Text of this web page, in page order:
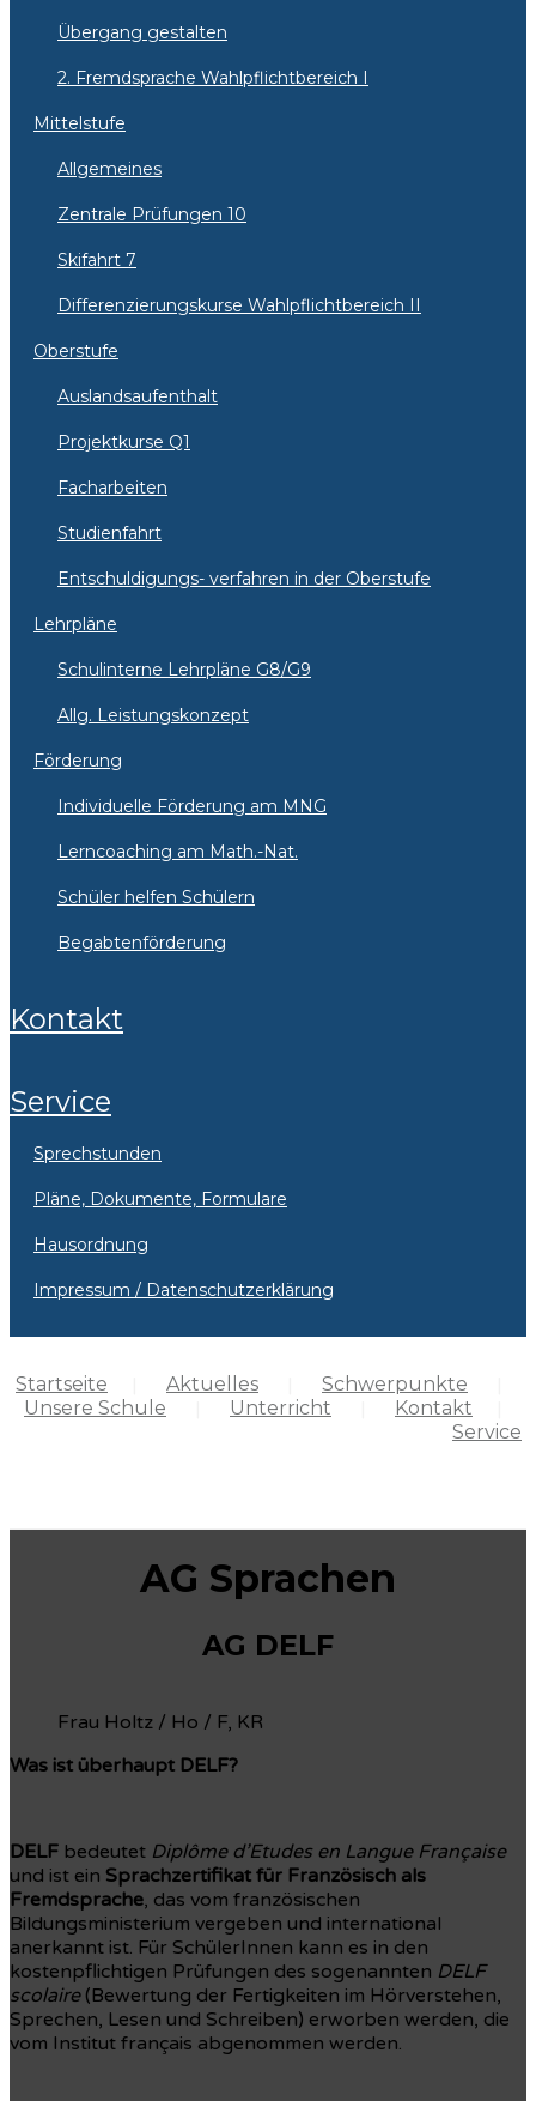
Übergang gestalten
2. Fremdsprache Wahlpflichtbereich I
Mittelstufe
Allgemeines
Zentrale Prüfungen 10
Skifahrt 7
Differenzierungskurse Wahlpflichtbereich II
Oberstufe
Auslandsaufenthalt
Projektkurse Q1
Facharbeiten
Studienfahrt
Entschuldigungs- verfahren in der Oberstufe
Lehrpläne
Schulinterne Lehrpläne G8/G9
Allg. Leistungskonzept
Förderung
Individuelle Förderung am MNG
Lerncoaching am Math.-Nat.
Schüler helfen Schülern
Begabtenförderung
Kontakt
Service
Sprechstunden
Pläne, Dokumente, Formulare
Hausordnung
Impressum / Datenschutzerklärung
Startseite Aktuelles
Schwerpunkte
Unsere Schule
Unterricht
Kontakt
Service
AG Sprachen
AG DELF
Frau Holtz / Ho / F, KR
Was ist überhaupt DELF?
DELF bedeutet Diplôme d’Etudes en Langue Française
und ist ein Sprachzertifikat für Französisch als
Fremdsprache, das vom französischen
Bildungsministerium vergeben und international
anerkannt ist. Für SchülerInnen kann es in den
kostenpflichtigen Prüfungen des sogenannten DELF
scolaire (Bewertung der Fertigkeiten im Hörverstehen,
Sprechen, Lesen und Schreiben) erworben werden, die
vom Institut français abgenommen werden.